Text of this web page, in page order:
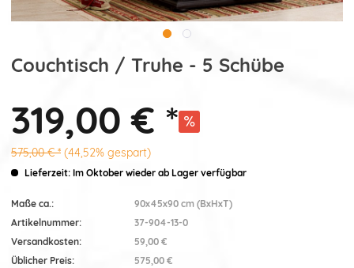
Couchtisch / Truhe - 5 Schübe
319,00 € *
575,00 € * (44,52% gespart)
Lieferzeit: Im Oktober wieder ab Lager verfügbar
Maße ca.:
90x45x90 cm (BxHxT)
Artikelnummer:
37-904-13-0
Versandkosten:
59,00 €
Üblicher Preis:
575,00 €